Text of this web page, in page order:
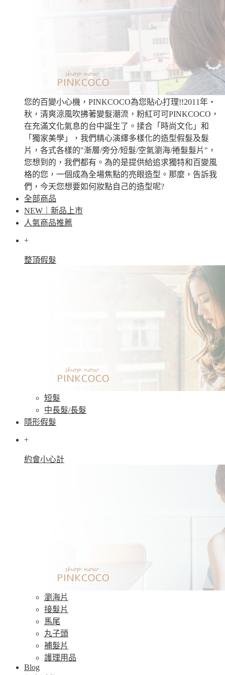
您的百變小心機，PINKCOCO為您貼心打理!!2011年‧
秋，清爽涼風吹拂著變髮潮流，粉紅可可PINKCOCO，
在充滿文化氣息的台中誕生了。揉合「時尚文化」和
「獨家美學」，我們精心演繹多樣化的造型假髮及髮
片，各式各樣的"漸層/旁分/短髮/空氣瀏海/捲髮髮片"，
您想到的，我們都有。為的是提供給追求獨特和百變風
格的您，一個成為全場焦點的亮眼造型。那麼，告訴我
們，今天您想要如何妝點自己的造型呢?
全部商品
NEW｜新品上市
人氣商品推薦
+
整頂假髮
短髮
中長髮/長髮
隱形假髮
+
約會小心計
瀏海片
接髮片
馬尾
丸子頭
補髮片
護理用品
Blog